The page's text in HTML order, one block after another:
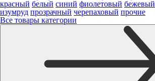
красный белый синий фиолетовый бежевый
изумруд прозрачный черепаховый прочие
Все товары категории